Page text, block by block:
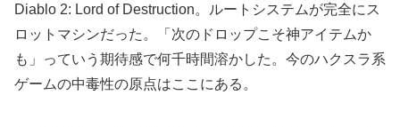
Diablo 2: Lord of Destruction。ルートシステムが完全にス
ロットマシンだった。「次のドロップこそ神アイテムか
も」っていう期待感で何千時間溶かした。今のハクスラ系
ゲームの中毒性の原点はここにある。